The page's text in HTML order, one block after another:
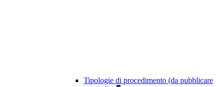
Tipologie di procedimento (da pubblicare